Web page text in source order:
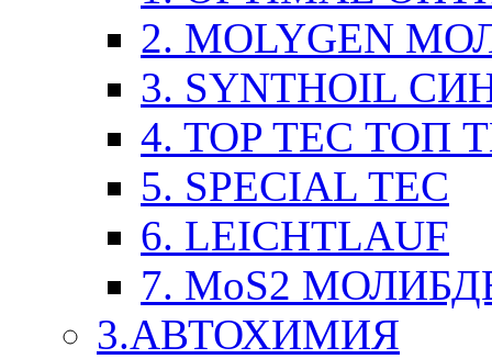
2. MOLYGEN
3. SYNTHOIL
4. TOP TEC ТОП
5. SPECIAL TEC
6. LEICHTLAUF
7. MoS2
3.АВТОХИМИЯ